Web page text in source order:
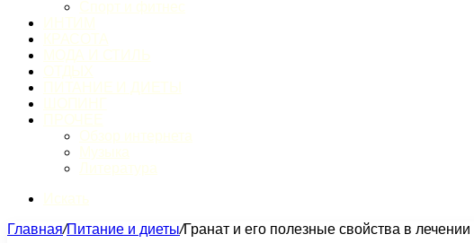
Главная/Питание и диеты/Гранат и его полезные свойства в лечении